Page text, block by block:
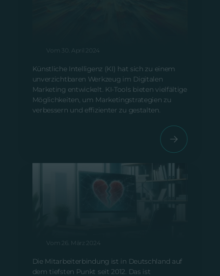
Vom 30. April 2024
Künstliche Intelligenz (KI) hat sich zu einem
unverzichtbaren Werkzeug im Digitalen
Marketing entwickelt. KI-Tools bieten vielfältige
Möglichkeiten, um Marketingstrategien zu
verbessern und effizienter zu gestalten.
Vom 26. März 2024
Die Mitarbeiterbindung ist in Deutschland auf
dem tiefsten Punkt seit 2012. Das ist